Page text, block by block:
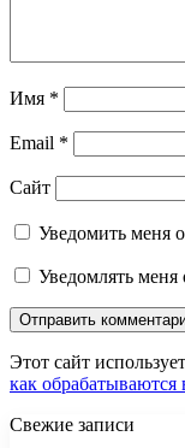
Имя *
Email *
Сайт
Уведомить меня
Уведомлять меня
Этот сайт
как
Свежие записи